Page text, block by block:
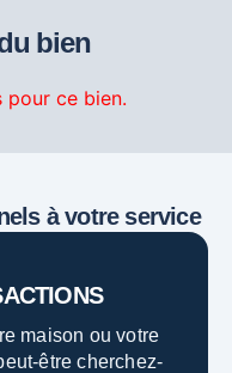
bien
pour ce bien.
à votre service
maison ou votre
être cherchez-